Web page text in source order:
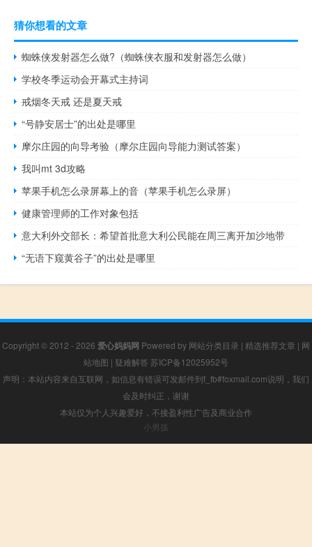
猜你想看的文章
蜘蛛侠发射器怎么做?（蜘蛛侠衣服和发射器怎么做）
学校冬季运动会开幕式主持词
戒烟冬天戒 还是夏天戒
“号静安居士”的出处是哪里
摩尔庄园的向导考验（摩尔庄园向导能力测试答案）
我叫mt 3d攻略
苹果手机怎么录屏幕上的音（苹果手机怎么录屏）
健康管理师的工作对象包括
意大利外交部长：希望首批意大利公民能在周三离开加沙地带
“无语下窥黄谷子”的出处是哪里
Copyright © 2012 - 2026 爱心妈妈网 Powered by 网站分类目录 | 精选推荐文章 | 网
站地图 | 疑难解答 苏ICP备12025952号
声明：本站内容来自互联网，如信息有错误可发邮件到f_fb#foxmail.com说明，我们
会及时纠正，谢谢
本站仅为个人兴趣爱好，不接盈利性广告及商业合作
小男孩